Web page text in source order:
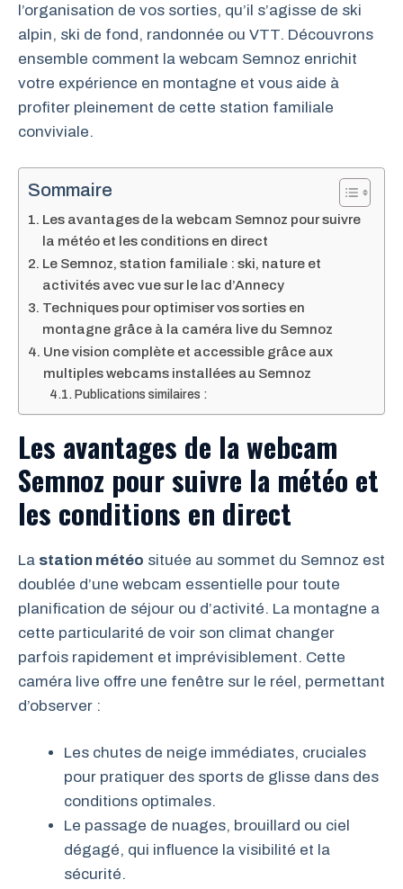
l’organisation de vos sorties, qu’il s’agisse de ski
alpin, ski de fond, randonnée ou VTT. Découvrons
ensemble comment la webcam Semnoz enrichit
votre expérience en montagne et vous aide à
profiter pleinement de cette station familiale
conviviale.
Sommaire
Les avantages de la webcam Semnoz pour suivre
la météo et les conditions en direct
Le Semnoz, station familiale : ski, nature et
activités avec vue sur le lac d’Annecy
Techniques pour optimiser vos sorties en
montagne grâce à la caméra live du Semnoz
Une vision complète et accessible grâce aux
multiples webcams installées au Semnoz
Publications similaires :
Les avantages de la webcam
Semnoz pour suivre la météo et
les conditions en direct
La station météo située au sommet du Semnoz est
doublée d’une webcam essentielle pour toute
planification de séjour ou d’activité. La montagne a
cette particularité de voir son climat changer
parfois rapidement et imprévisiblement. Cette
caméra live offre une fenêtre sur le réel, permettant
d’observer :
Les chutes de neige immédiates, cruciales
pour pratiquer des sports de glisse dans des
conditions optimales.
Le passage de nuages, brouillard ou ciel
dégagé, qui influence la visibilité et la
sécurité.